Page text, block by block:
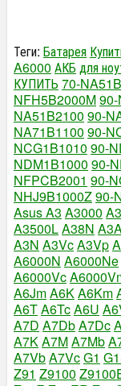
Теги: Батарея
A6000 АКБ для
КУПИТЬ 70-
NFH5B2000M
NA51B2100 90-
NA71B1100 90-
NCG1B1010 90-
NDM1B1000 90-
NFPCB2001 90-
NHJ9B1000Z90-
Asus A3 A3000
A3500LA38N
A3N A3VcA3Vp
A6000N A6000Ne
A6000Vc
A6JmA6KA6Km
A6TA6TcA6U
A7D A7DbA7Dc
A7KA7MA7Mb
A7VbA7VcG1
Z91 Z9100